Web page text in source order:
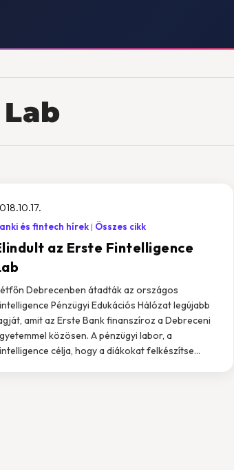
az Erste Fintelligence
és fintech hírek Összes cikk
Debrecenben átadták az országos
Pénzügyi Edukációs Hálózat legújabb
amit az Erste Bank finanszíroz a Debreceni
közösen. A pénzügyi labor, a
célja, hogy a diákokat felkészítse...